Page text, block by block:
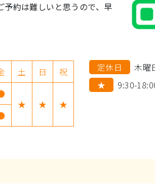
約は難しいと思うので、早
土 日
祝
★
★
★
定休日
木曜
★
9:30-